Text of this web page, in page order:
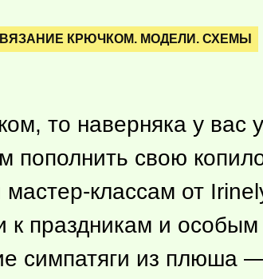
ВЯЗАНИЕ КРЮЧКОМ. МОДЕЛИ. СХЕМЫ
то наверняка у вас
пополнить свою
классам от
к праздникам и
симпатяги из плюша